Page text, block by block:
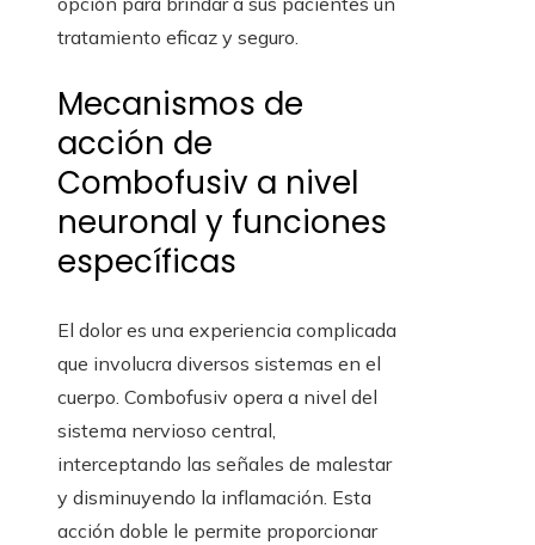
tratamiento eficaz y seguro.
Mecanismos de
acción de
Combofusiv a nivel
neuronal y funciones
específicas
El dolor es una experiencia complicada
que involucra diversos sistemas en el
cuerpo. Combofusiv opera a nivel del
sistema nervioso central,
interceptando las señales de malestar
y disminuyendo la inflamación. Esta
acción doble le permite proporcionar